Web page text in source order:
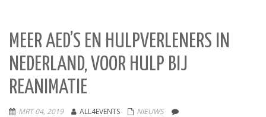
MEER AED’S EN HULPVERLENERS IN
NEDERLAND, VOOR HULP BIJ
REANIMATIE
MRT 04, 2019 ALL4EVENTS NIEUWS